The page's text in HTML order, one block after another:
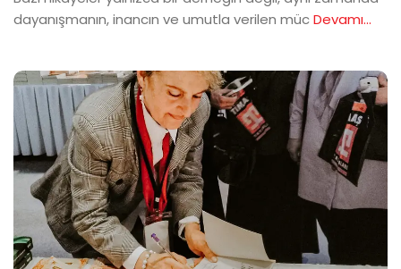
dayanışmanın, inancın ve umutla verilen mücDevamı...